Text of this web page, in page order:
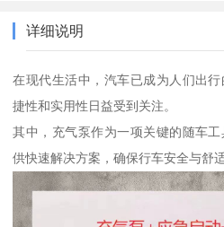
详细说明
在现代生活中，汽车已成为人们出
捷性和实用性日益受到关注。
其中，充气泵作为一项关键的随车
供快速解决方案，确保行车安全与舒适